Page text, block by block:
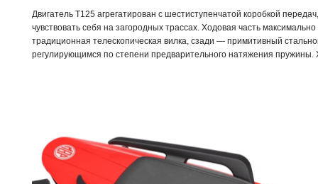
Двигатель T125 агрегатирован с шестиступенчатой коробкой
чувствовать себя на загородных трассах. Ходовая часть
традиционная телескопическая вилка, сзади — примитивный
регулирующимся по степени предварительного натяжения